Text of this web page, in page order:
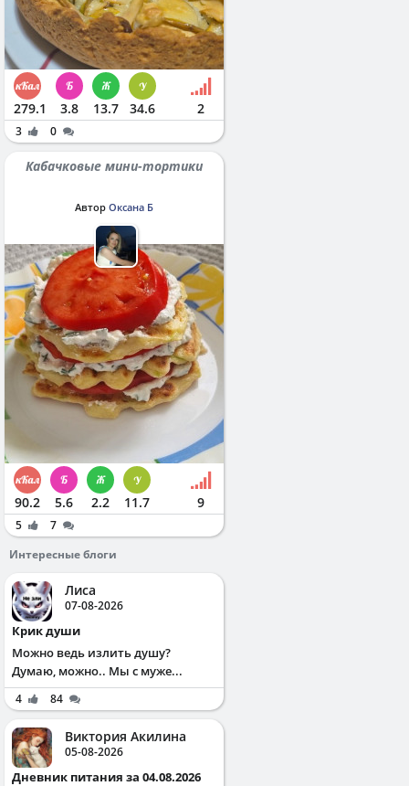
279.1 3.8 13.7 34.6 2
3 0
Кабачковые мини-тортики
Автор Оксана Б
90.2 5.6 2.2 11.7 9
5
7
Интересные блоги
Лиса
07-08-2026
Крик души
Можно ведь излить душу?
Думаю, можно.. Мы с муже...
4 84
Виктория Акилина
05-08-2026
Дневник питания за 04.08.2026